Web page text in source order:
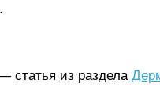
статья из раздела